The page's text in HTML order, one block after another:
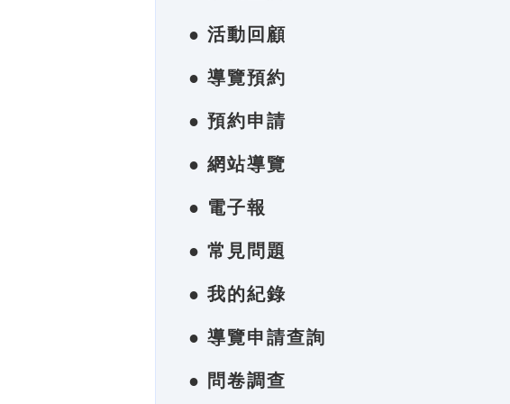
● 活動回顧
● 導覽預約
● 預約申請
● 網站導覽
● 電子報
● 常見問題
● 我的紀錄
● 導覽申請查詢
● 問卷調查